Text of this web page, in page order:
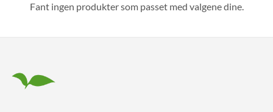
Fant ingen produkter som passet med valgene dine.